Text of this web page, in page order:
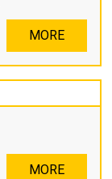
MORE
MORE